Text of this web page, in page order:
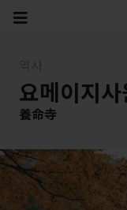
요메이지사
養命寺